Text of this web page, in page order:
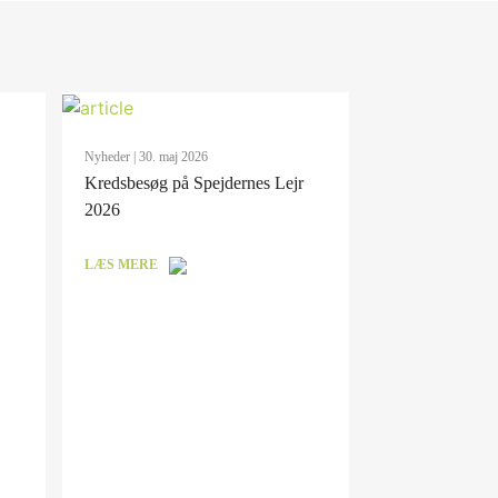
Nyheder| 30. maj 2026
Kredsbesøg på Spejdernes Lejr
2026
LÆS MERE